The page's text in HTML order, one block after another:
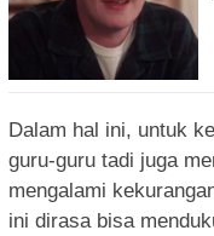
Dalam hal ini, untuk
guru-guru tadi juga
mengalami
ini dirasa bisa